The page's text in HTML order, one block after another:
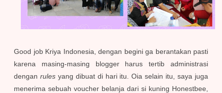
Good job Kriya Indonesia, dengan begini ga berantakan pasti
karena masing-masing blogger harus tertib administrasi
dengan rulesyang dibuat di hari itu. Oia selain itu, saya juga
menerima sebuah voucher belanja dari si kuning Honestbee,